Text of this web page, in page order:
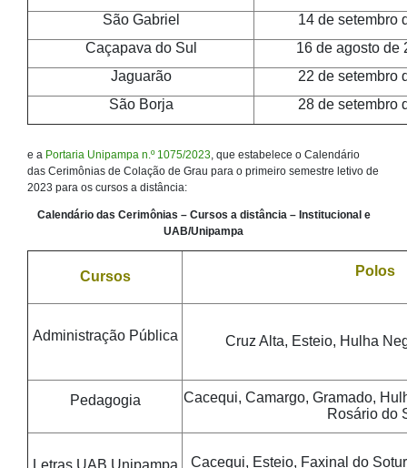
São Gabriel
14 de setembro
Caçapava do Sul
16 de agosto de
Jaguarão
22 de setembro
São Borja
28 de setembro
e a Portaria Unipampa n.º 1075/2023 , que estabelece o Calendário
das Cerimônias de Colação de Grau para o primeiro semestre letivo de
2023 para os cursos a distância:
Calendário das Cerimônias – Cursos a distância – Institucional e
UAB/Unipampa
Cursos Polos
Administração Pública Cruz Alta, Esteio, Hulha
Pedagogia
Cacequi, Camargo, Gramado,
Rosário do
Letras UAB Unipampa
Cacequi, Esteio, Faxinal do